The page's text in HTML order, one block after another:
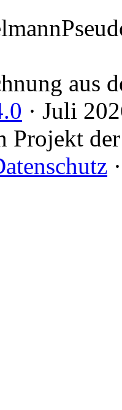
aus
· Juli
Projekt der
·